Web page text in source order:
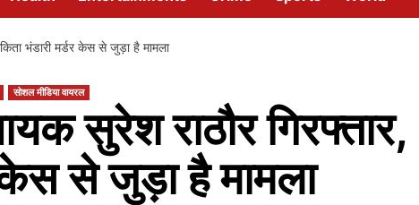
भंडारी मर्डर केस से जुड़ा है मामला
सोशल मीडिया वायरल
सुरेश राठौर गिरफ्तार,
केस से जुड़ा है मामला